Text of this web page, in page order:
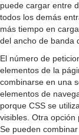
puede cargar entre
todos los demás
más tiempo en
del ancho de banda
El número de
elementos de la
combinarse en una
elementos de
porque CSS se
visibles. Otra opción
Se pueden